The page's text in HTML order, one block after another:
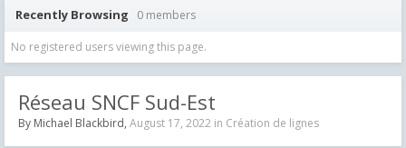
Recently Browsing 0 members
No registered users viewing this page.
Réseau SNCF Sud-Est
By Michael Blackbird, August 17, 2022 in Création de lignes